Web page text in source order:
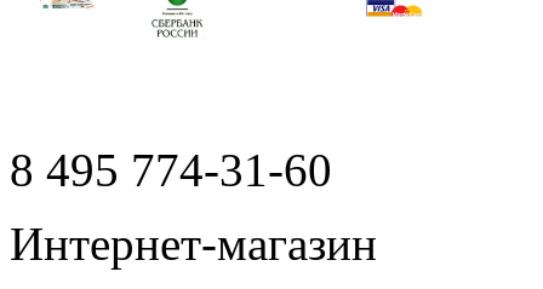
8 495 774-31-60
Интернет-магазин